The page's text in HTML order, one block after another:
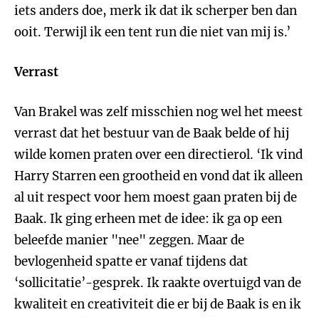
iets anders doe, merk ik dat ik scherper ben dan
ooit. Terwijl ik een tent run die niet van mij is.’
Verrast
Van Brakel was zelf misschien nog wel het meest
verrast dat het bestuur van de Baak belde of hij
wilde komen praten over een directierol. ‘Ik vind
Harry Starren een grootheid en vond dat ik alleen
al uit respect voor hem moest gaan praten bij de
Baak. Ik ging erheen met de idee: ik ga op een
beleefde manier "nee" zeggen. Maar de
bevlogenheid spatte er vanaf tijdens dat
‘sollicitatie’-gesprek. Ik raakte overtuigd van de
kwaliteit en creativiteit die er bij de Baak is en ik